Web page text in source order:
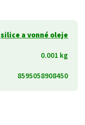
silice a vonné oleje
0.001 kg
8595058908450